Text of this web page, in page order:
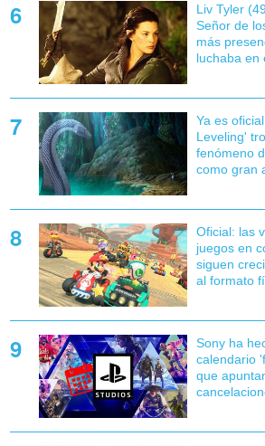
Liv Tyler
Señor de
más
luchaba en
Ya es
Leveling'
fenómeno
como gran
Oficial: las
juegos en
siguen
al formato
Sony ha
calendario
que